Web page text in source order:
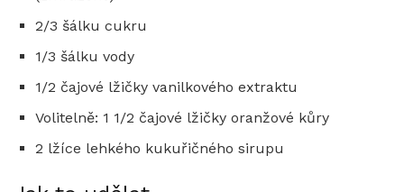
2/3 šálku cukru
1/3 šálku vody
1/2 čajové lžičky vanilkového extraktu
Volitelně: 1 1/2 čajové lžičky oranžové kůry
2 lžíce lehkého kukuřičného sirupu